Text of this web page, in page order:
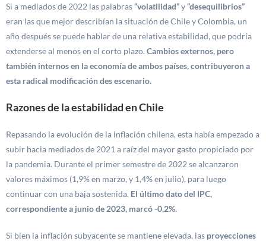
Si a mediados de 2022 las palabras“volatilidad”y“desequilibrios”
eran las que mejor describían la situación de Chile y Colombia, un
año después se puede hablar de una relativa estabilidad, que podría
extenderse al menos en el corto plazo. Cambios externos, pero
también internos en la economía de ambos países, contribuyeron a
esta radical modificación des escenario.
Razones de la estabilidad en Chile
Repasando la evolución de la inflación chilena, esta había empezado a
subir hacia mediados de 2021 a raíz del mayor gasto propiciado por
la pandemia. Durante el primer semestre de 2022 se alcanzaron
valores máximos (1,9% en marzo, y 1,4% en julio), para luego
continuar con una baja sostenida. El último dato del IPC,
correspondiente a junio de 2023, marcó -0,2%.
Si bien la inflación subyacente se mantiene elevada, las proyecciones